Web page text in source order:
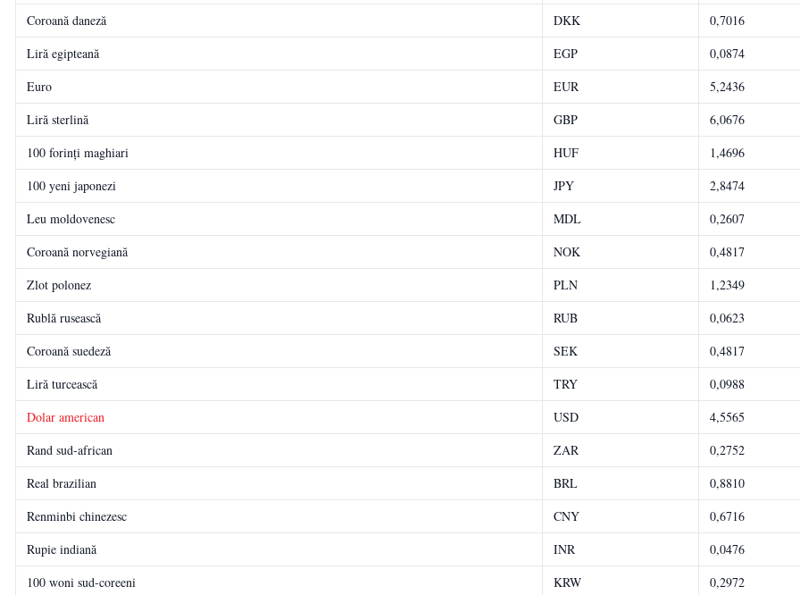
Coroană daneză
DKK
0,7016
Liră egipteană
EGP
0,0874
Euro
EUR
5,2436
Liră sterlină
GBP
6,0676
100 forinți maghiari
HUF
1,4696
100 yeni japonezi
JPY
2,8474
Leu moldovenesc
MDL
0,2607
Coroană norvegiană
NOK
0,4817
Zlot polonez
PLN
1,2349
Rublă rusească
RUB
0,0623
Coroană suedeză
SEK
0,4817
Liră turcească
TRY
0,0988
Dolar american
USD
4,5565
Rand sud-african
ZAR
0,2752
Real brazilian
BRL
0,8810
Renminbi chinezesc
CNY
0,6716
Rupie indiană
INR
0,0476
100 woni sud-coreeni
KRW
0,2972